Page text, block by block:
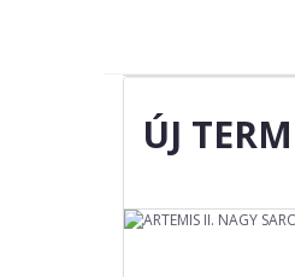
ÚJ